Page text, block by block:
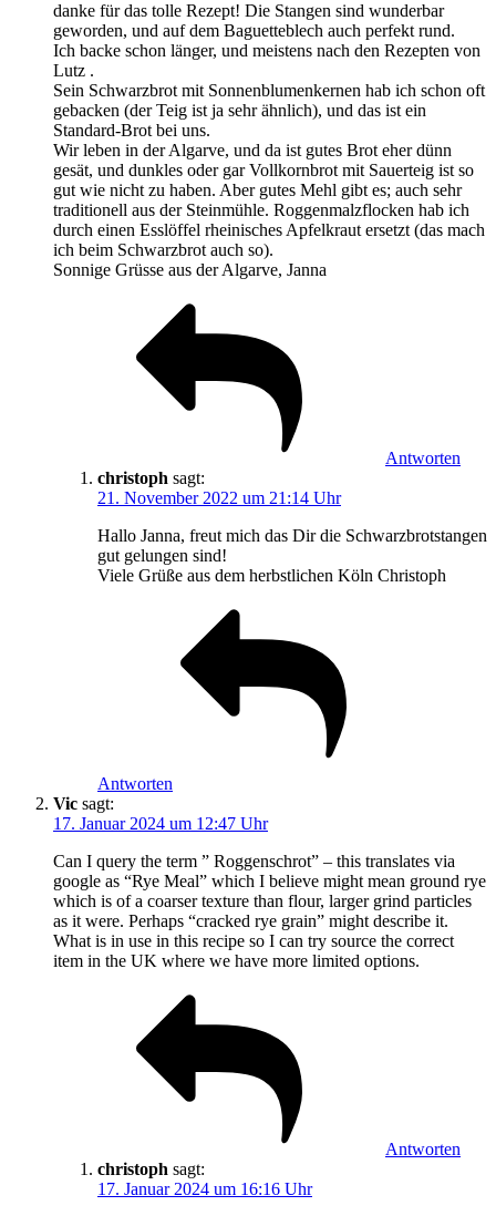
danke für das tolle Rezept! Die Stangen sind wunderbar
geworden, und auf dem Baguetteblech auch perfekt rund.
Ich backe schon länger, und meistens nach den Rezepten von
Lutz .
Sein Schwarzbrot mit Sonnenblumenkernen hab ich schon oft
gebacken (der Teig ist ja sehr ähnlich), und das ist ein
Standard-Brot bei uns.
Wir leben in der Algarve, und da ist gutes Brot eher dünn
gesät, und dunkles oder gar Vollkornbrot mit Sauerteig ist so
gut wie nicht zu haben. Aber gutes Mehl gibt es; auch sehr
traditionell aus der Steinmühle. Roggenmalzflocken hab ich
durch einen Esslöffel rheinisches Apfelkraut ersetzt (das mach
ich beim Schwarzbrot auch so).
Sonnige Grüsse aus der Algarve, Janna
Antworten
christoph sagt:
21. November 2022 um 21:14 Uhr
Hallo Janna, freut mich das Dir die Schwarzbrotstangen
gut gelungen sind!
Viele Grüße aus dem herbstlichen Köln Christoph
Antworten
Vic sagt:
17. Januar 2024 um 12:47 Uhr
Can I query the term ” Roggenschrot” – this translates via
google as “Rye Meal” which I believe might mean ground rye
which is of a coarser texture than flour, larger grind particles
as it were. Perhaps “cracked rye grain” might describe it.
What is in use in this recipe so I can try source the correct
item in the UK where we have more limited options.
Antworten
christoph sagt:
17. Januar 2024 um 16:16 Uhr